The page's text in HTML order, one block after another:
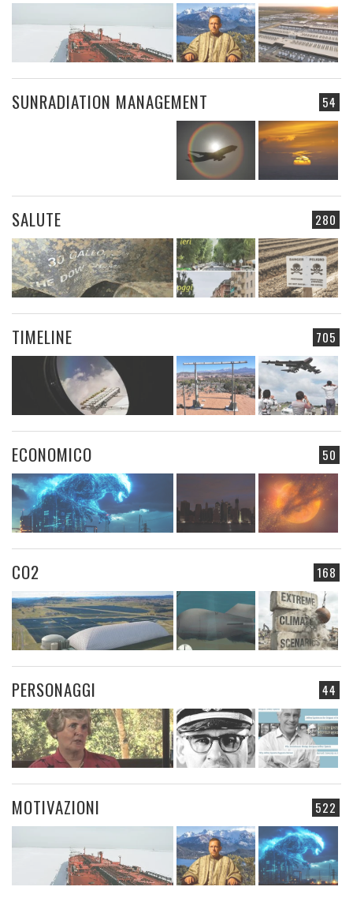
54
SUNRADIATION MANAGEMENT
280
SALUTE
705
TIMELINE
50
ECONOMICO
168
CO2
44
PERSONAGGI
522
MOTIVAZIONI